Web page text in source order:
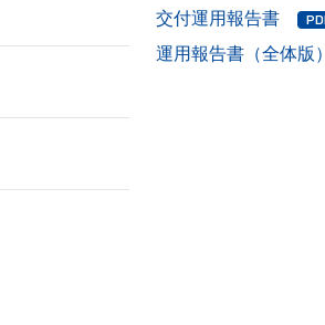
交付運用報告書
運用報告書（全体版）